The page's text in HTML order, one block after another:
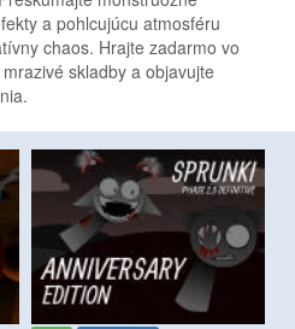
a pohlcujúcu atmosféru
chaos. Hrajte zadarmo vo
skladby a objavujte